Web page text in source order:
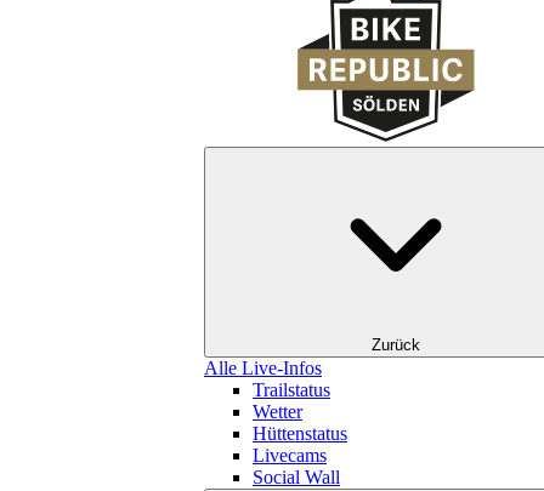
Zurück
Alle Live-Infos
Trailstatus
Wetter
Hüttenstatus
Livecams
Social Wall